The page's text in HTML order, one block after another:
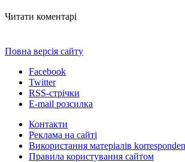
Читати коментарі
Повна версія сайту
Facebook
Twitter
RSS-стрічки
E-mail розсилка
Контакти
Реклама на сайті
Використання матеріалів
Правила користування сайтом